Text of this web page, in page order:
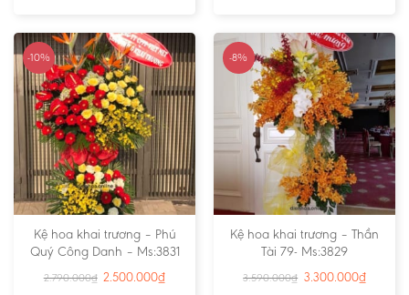
-10%
Kệ hoa khai trương – Phú
Quý Công Danh – Ms:3831
2.790.000₫ 2.500.000₫
-8%
Kệ hoa khai trương – Thần
Tài 79- Ms:3829
3.590.000₫ 3.300.000₫